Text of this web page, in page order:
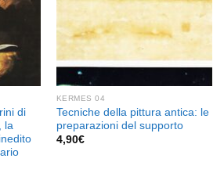
di
la
KERMES 04
Tecniche della pittura antica: le
preparazioni del supporto
4,90€